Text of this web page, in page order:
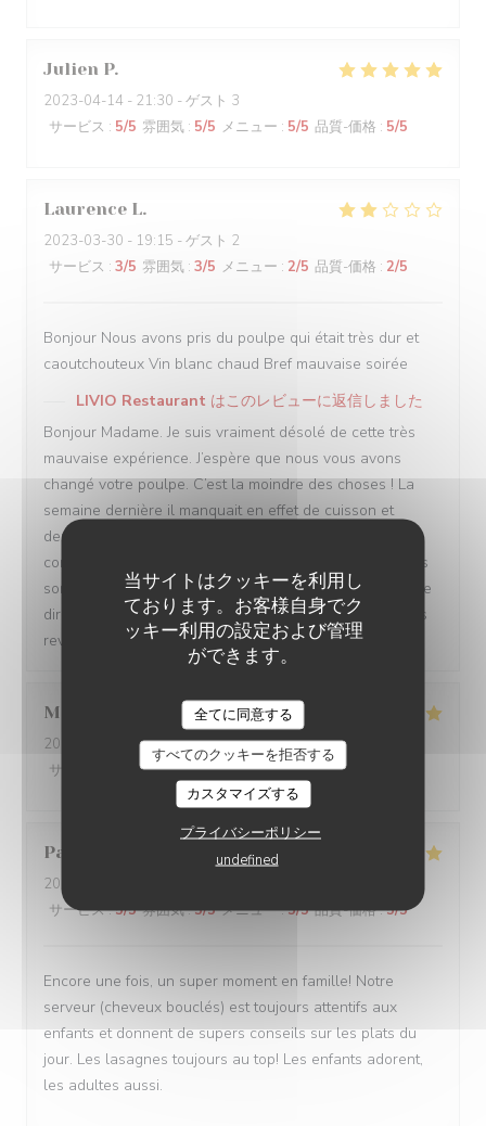
当サイトはクッキーを利用し
ております。お客様自身でク
ッキー利用の設定および管理
ができます。
全てに同意する
すべてのクッキーを拒否する
カスタマイズする
プライバシーポリシー
undefined
Julien P
2023-04-14 - 21:30 - ゲスト 3
サービス : 5/5 雰囲気 : 5/5 メニュー : 5/5 品質-価格 : 5/5
Laurence L
2023-03-30 - 19:15 - ゲスト 2
サービス : 3/5 雰囲気 : 3/5 メニュー : 2/5 品質-価格 : 2/5
Bonjour Nous avons pris du poulpe qui était très dur et
caoutchouteux Vin blanc chaud Bref mauvaise soirée
LIVIO Restaurant はこのレビューに返信しました
Bonjour Madame. Je suis vraiment désolé de cette très
mauvaise expérience. J’espère que nous vous avons
changé votre poulpe. C’est la moindre des choses ! La
semaine dernière il manquait en effet de cuisson et
depuis tout est rentré dans l’ordre. Pour le vin je ne
comprends pas car tout nos vins censés être servis frais
sont très bien conservés au frais. Vous auriez dû nous le
dire madame ! Bref mauvaise soirée…. J’espère que vous
reviendrez. Bien à vous, Charles Innocenti
Marion
2023-04-15
- 21:15 - ゲスト 2
サービス
雰囲気:5/5 メニュー:5/5 品質-価格
Paola
2023-04-16
サービス:5/5 雰囲気:5/5 メニュー:5/5 品質-価格:5/5
Encore une fois, un super moment en famille! Notre
serveur (cheveux bouclés) est toujours attentifs aux
enfants et donnent de supers conseils sur les plats du
jour. Les lasagnes toujours au top! Les enfants adorent,
les adultes aussi.